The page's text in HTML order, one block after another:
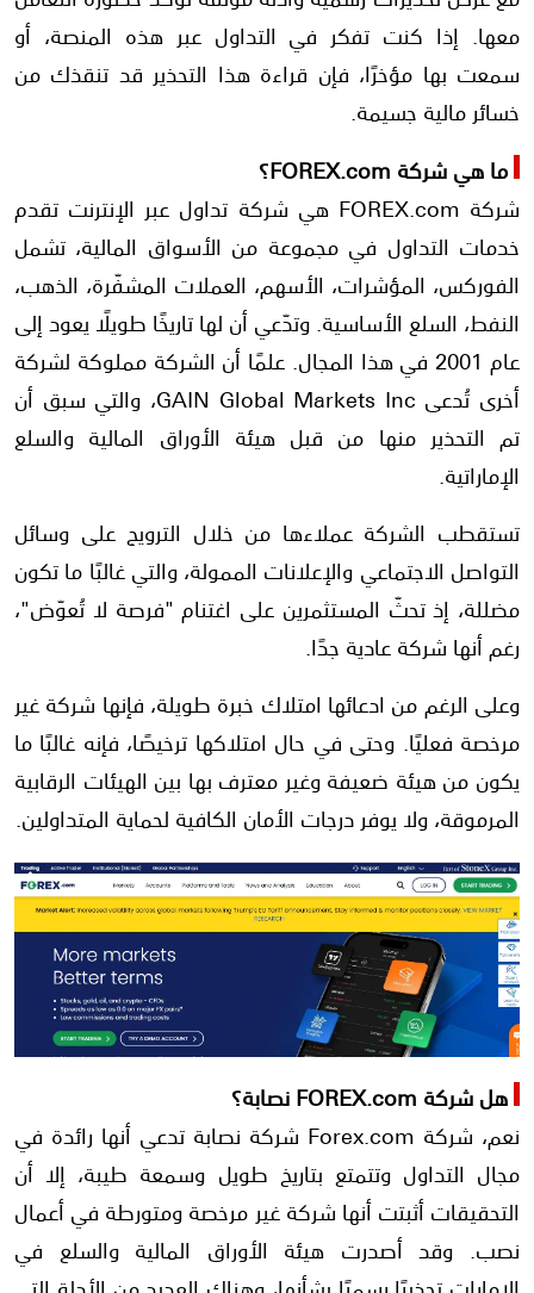
معها. إذا كنت تفكر في التداول عبر هذه المنصة، أو
سمعت بها مؤخرًا، فإن قراءة هذا التحذير قد تنقذك من
خسائر مالية جسيمة.
ما هي شركة FOREX.com؟
شركة FOREX.com هي شركة تداول عبر الإنترنت تقدم
خدمات التداول في مجموعة من الأسواق المالية، تشمل
الفوركس، المؤشرات، الأسهم، العملات المشفّرة، الذهب،
النفط، السلع الأساسية. وتدّعي أن لها تاريخًا طويلًا يعود إلى
عام 2001 في هذا المجال. علمًا أن الشركة مملوكة لشركة
أخرى تُدعى GAIN Global Markets Inc، والتي سبق أن
تم التحذير منها من قبل هيئة الأوراق المالية والسلع
الإماراتية.
تستقطب الشركة عملاءها من خلال الترويج على وسائل
التواصل الاجتماعي والإعلانات الممولة، والتي غالبًا ما تكون
مضللة، إذ تحثّ المستثمرين على اغتنام "فرصة لا تُعوّض"،
رغم أنها شركة عادية جدًا.
وعلى الرغم من ادعائها امتلاك خبرة طويلة، فإنها شركة غير
مرخصة فعليًا. وحتى في حال امتلاكها ترخيصًا، فإنه غالبًا ما
يكون من هيئة ضعيفة وغير معترف بها بين الهيئات الرقابية
المرموقة، ولا يوفر درجات الأمان الكافية لحماية المتداولين.
هل شركة FOREX.com نصابة؟
نعم، شركة Forex.com شركة نصابة تدعي أنها رائدة في
مجال التداول وتتمتع بتاريخ طويل وسمعة طيبة، إلا أن
التحقيقات أثبتت أنها شركة غير مرخصة ومتورطة في أعمال
نصب. وقد أصدرت هيئة الأوراق المالية والسلع في